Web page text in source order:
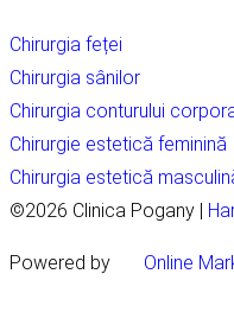
Chirurgia feței
Chirurgia sânilor
Chirurgia conturului
Chirurgie estetică feminină
Chirurgia estetică
©2026 Clinica Pogany |
Powered by Online